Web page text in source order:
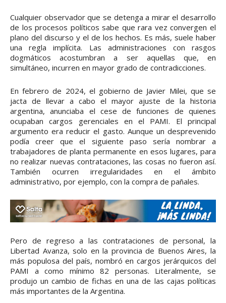
Cualquier observador que se detenga a mirar el desarrollo
de los procesos políticos sabe que rara vez convergen el
plano del discurso y el de los hechos. Es más, suele haber
una regla implícita. Las administraciones con rasgos
dogmáticos acostumbran a ser aquellas que, en
simultáneo, incurren en mayor grado de contradicciones.
En febrero de 2024, el gobierno de Javier Milei, que se
jacta de llevar a cabo el mayor ajuste de la historia
argentina, anunciaba el cese de funciones de quienes
ocupaban cargos gerenciales en el PAMI. El principal
argumento era reducir el gasto. Aunque un desprevenido
podía creer que el siguiente paso sería nombrar a
trabajadores de planta permanente en esos lugares, para
no realizar nuevas contrataciones, las cosas no fueron así.
También ocurren irregularidades en el ámbito
administrativo, por ejemplo, con la compra de pañales.
Pero de regreso a las contrataciones de personal, la
Libertad Avanza, solo en la provincia de Buenos Aires, la
más populosa del país, nombró en cargos jerárquicos del
PAMI a como mínimo 82 personas. Literalmente, se
produjo un cambio de fichas en una de las cajas políticas
más importantes de la Argentina.